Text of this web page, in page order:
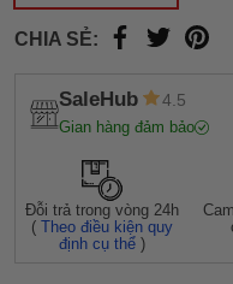
CHIA SẺ:
SaleHub 4.5
Gian hàng đảm bảo
Đỗi trả trong vòng 24h
(Theo điều kiện quy
định cụ thể )